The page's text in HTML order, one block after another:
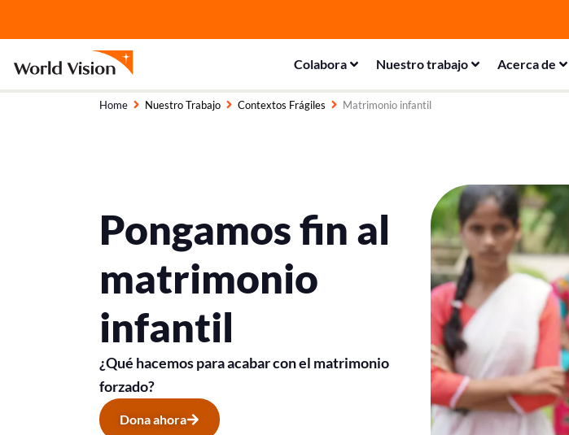
Colabora Nuestro trabajo Acerca de
Home Nuestro Trabajo Contextos Frágiles Matrimonio infantil
Pongamos fin al
matrimonio
infantil
¿Qué hacemos para acabar con el matrimonio
forzado?
Dona ahora